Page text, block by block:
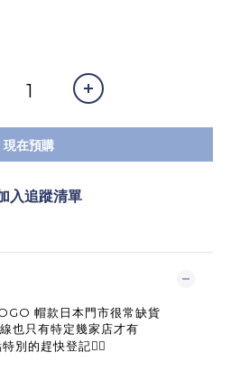
現在預購
入追蹤清單
帽款日本門市很常缺貨
也只有特定幾家店才有
別的趕快登記🏃‍♂️